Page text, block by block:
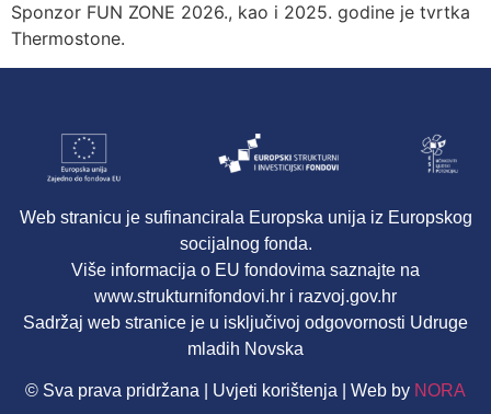
Sponzor FUN ZONE 2026., kao i 2025. godine je tvrtka
Thermostone.
Web stranicu je sufinancirala Europska unija iz Europskog
socijalnog fonda.
Više informacija o EU fondovima saznajte na
www.strukturnifondovi.hr i razvoj.gov.hr
Sadržaj web stranice je u isključivoj odgovornosti Udruge
mladih Novska
© Sva prava pridržana | Uvjeti korištenja | Web by NORA